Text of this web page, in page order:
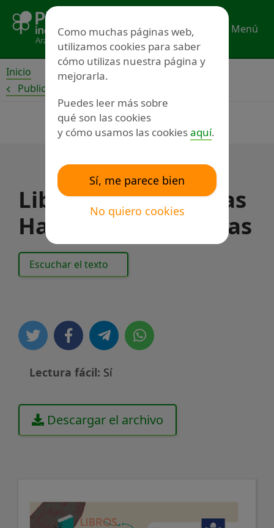
contenido
Menú
Inicio
Publicaciones
Libros que unen: Las
Habichuelas Mágicas
Escuchar el texto
Lectura fácil: Sí
Descargar el archivo
Como muchas páginas web,
utilizamos cookies para saber
cómo utilizas nuestra página y
mejorarla.
Puedes leer más sobre
qué son las cookies
y cómo usamos las cookiesaquí.
Sí, me parece bien
No quiero cookies